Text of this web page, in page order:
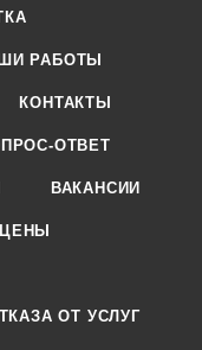
РАБОТЫ
КОНТАКТЫ
ОТВЕТ
ВАКАНСИИ
ЦЕНЫ
ОТ УСЛУГ